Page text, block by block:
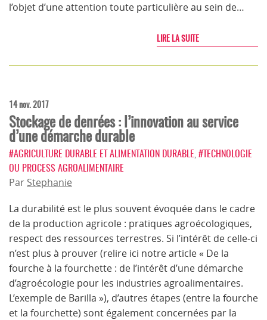
l’objet d’une attention toute particulière au sein de…
LIRE LA SUITE
14 nov. 2017
Stockage de denrées : l’innovation au service
d’une démarche durable
#AGRICULTURE DURABLE ET ALIMENTATION DURABLE #TECHNOLOGIE
OU PROCESS AGROALIMENTAIRE
Par Stephanie
La durabilité est le plus souvent évoquée dans le cadre
de la production agricole : pratiques agroécologiques,
respect des ressources terrestres. Si l’intérêt de celle-ci
n’est plus à prouver (relire ici notre article « De la
fourche à la fourchette : de l’intérêt d’une démarche
d’agroécologie pour les industries agroalimentaires.
L’exemple de Barilla »), d’autres étapes (entre la fourche
et la fourchette) sont également concernées par la